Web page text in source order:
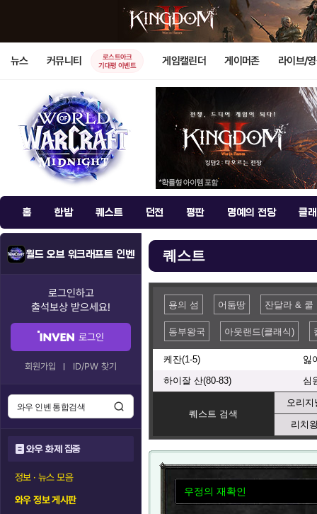
뉴스 커뮤니티
로스트아크
기대평 이벤트
게임캘린더 게이머존 라이브/
홈 한밤 퀘스트 던전 평판 명예의 전당 클
월드 오브 워크래프트 인벤
로그인하고
출석보상 받으세요!
로그인
회원가입 ID/PW 찾기
와우 화제 집중
정보 · 뉴스 모음
와우 정보 게시판
퀘스트
용의 섬 어둠땅 잔달라 & 쿨
동부왕국 아웃랜드(클래식)
케잔(1-5)
잃
하이잘 산(80-83)
심
퀘스트 검색
오리지
리치
우정의 재확인